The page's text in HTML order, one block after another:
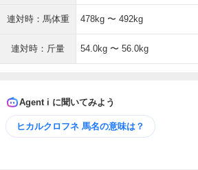
連対時：馬体重 478kg 〜 492kg
連対時：斤量 54.0kg 〜 56.0kg
Agent i に聞いてみよう
ヒカルクロフネ 馬名の意味は？